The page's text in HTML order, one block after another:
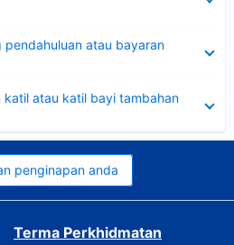
atau bayaran
katil atau katil bayi tambahan
penginapan anda
Terma Perkhidmatan